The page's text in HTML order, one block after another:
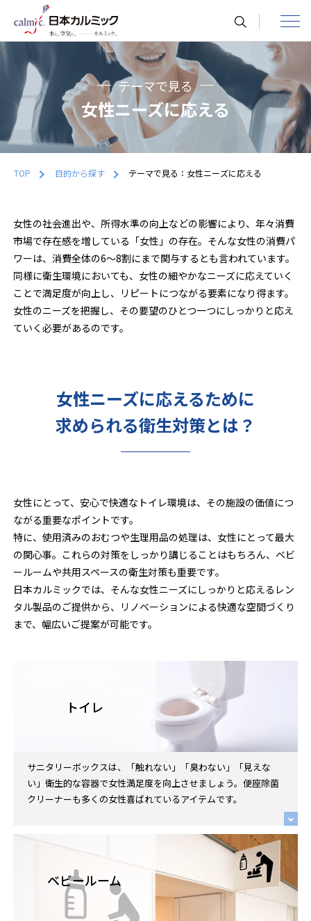
toggle
テーマで見る
女性ニーズに応える
TOP 目的から探す テーマで見る：女性ニーズに応える
女性の社会進出や、所得水準の向上などの影響により、年々消費
市場で存在感を増している「女性」の存在。そんな女性の消費パ
ワーは、消費全体の6～8割にまで関与するとも言われています。
同様に衛生環境においても、女性の細やかなニーズに応えていく
ことで満足度が向上し、リピートにつながる要素になり得ます。
女性のニーズを把握し、その要望のひとつ一つにしっかりと応え
ていく必要があるのです。
女性ニーズに応えるために
求められる衛生対策とは？
女性にとって、安心で快適なトイレ環境は、その施設の価値につ
ながる重要なポイントです。
特に、使用済みのおむつや生理用品の処理は、女性にとって最大
の関心事。これらの対策をしっかり講じることはもちろん、ベビ
ールームや共用スペースの衛生対策も重要です。
日本カルミックでは、そんな女性ニーズにしっかりと応えるレン
タル製品のご提供から、リノベーションによる快適な空間づくり
まで、幅広いご提案が可能です。
トイレ
サニタリーボックスは、「触れない」「臭わない」「見えな
い」衛生的な容器で女性満足度を向上させましょう。便座除菌
クリーナーも多くの女性喜ばれているアイテムです。
ベビールーム